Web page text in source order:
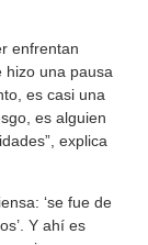
enfrentan
hizo una pausa
es casi una
es alguien
explica
‘se fue de
Y ahí es